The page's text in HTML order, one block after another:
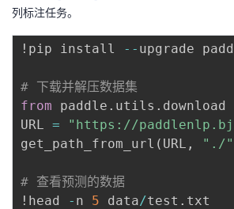
列标注任务。
!pip install - - upgrade
# 下载并解压数据集
from paddle . utils . download
URL =
"https://
get_path_from_url ( URL , "./"
# 查看预测的数据
!head
- n 5 data/test .